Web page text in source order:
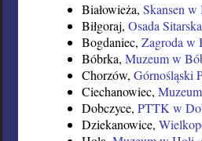
Białowieża, Skansen w
Biłgoraj, Osada Sitarska
Bogdaniec, Zagroda w
Bóbrka, Muzeum w
Chorzów, Górnośląski
Ciechanowiec,
Dobczyce, PTTK w
Dziekanowice,